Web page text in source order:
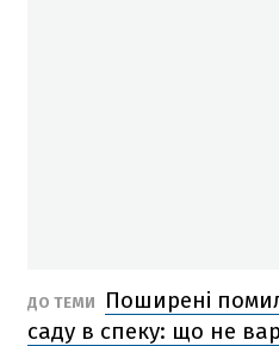
ДО ТЕМИ
Поширені
саду в спеку: що не